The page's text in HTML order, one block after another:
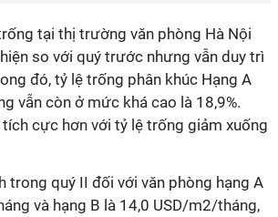
tại thị trường văn phòng Hà Nội
so với quý trước nhưng vẫn duy trì
đó, tỷ lệ trống phân khúc Hạng A
vẫn còn ở mức khá cao là 18,9%.
tích cực hơn với tỷ lệ trống giảm xuống
trong quý II đối với văn phòng hạng A
và hạng B là 14,0 USD/m2/tháng,